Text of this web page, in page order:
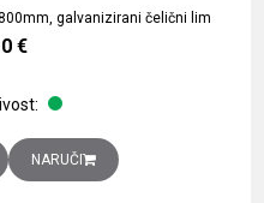
galvanizirani čelični lim
€
ploča V1000xŠ800mm,
NARUČI